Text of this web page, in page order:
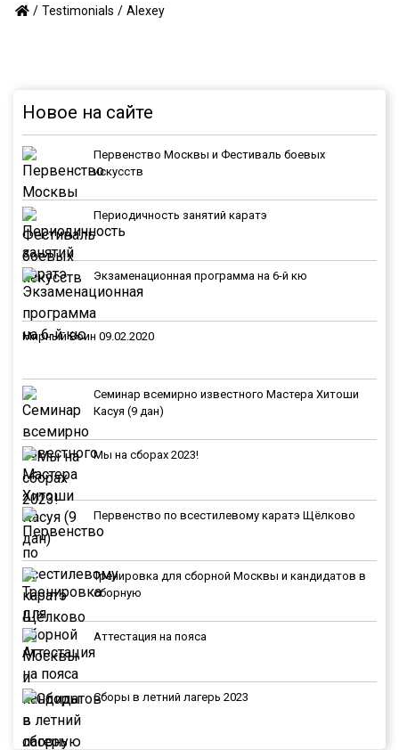
/ Testimonials / Alexey
Новое на сайте
Первенство Москвы и Фестиваль боевых
искусств
Периодичность занятий каратэ
Экзаменационная программа на 6-й кю
Мирный Воин 09.02.2020
Семинар всемирно известного Мастера Хитоши
Касуя (9 дан)
Мы на сборах 2023!
Первенство по всестилевому каратэ Щёлково
Тренировка для сборной Москвы и кандидатов в
сборную
Аттестация на пояса
Сборы в летний лагерь 2023